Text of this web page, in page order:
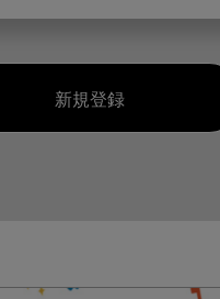
新規登録